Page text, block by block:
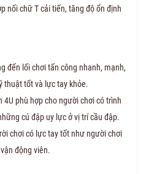
nối chữ T cải tiến, tăng độ ổn định
đến lối chơi tấn công nhanh, mạnh,
thuật tốt và lực tay khỏe.
4U phù hợp cho người chơi có trình
cú đập uy lực ở vị trí cầu đập.
chơi có lực tay tốt như người chơi
động viên.